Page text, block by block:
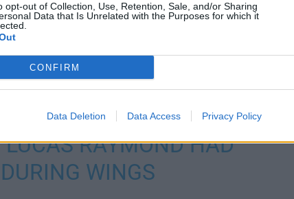
opt-out of Collection, Use, Retention, Sale, and/or Sharing
Data that Is Unrelated with the Purposes for which it
CONFIRM
Data Deletion Data Access Privacy Policy
asioihin, sillä Detroit kohtaa torstain ja
RAYMOND HAD
WINGS